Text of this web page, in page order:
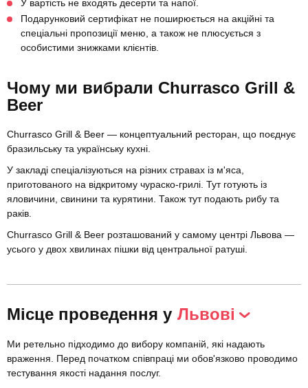
У вартість не входять десерти та напої.
Подарунковий сертифікат не поширюється на акційні та
спеціальні пропозиції меню, а також не плюсується з
особистими знижками клієнтів.
Чому ми вибрали Churrasco Grill &
Beer
Churrasco Grill & Beer — концептуальний ресторан, що поєднує
бразильську та українську кухні.
У закладі спеціалізуються на різних стравах із м'яса,
приготованого на відкритому чураско-грилі. Тут готують із
яловичини, свинини та курятини. Також тут подають рибу та
раків.
Churrasco Grill & Beer розташований у самому центрі Львова —
усього у двох хвилинах пішки від центральної ратуші.
Місце проведення у Львові
Ми ретельно підходимо до вибору компаній, які надають
враження. Перед початком співпраці ми обов'язково проводимо
тестування якості надання послуг.